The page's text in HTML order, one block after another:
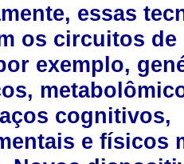
essas
os circuitos de
exemplo,
cognitivos,
e físicos